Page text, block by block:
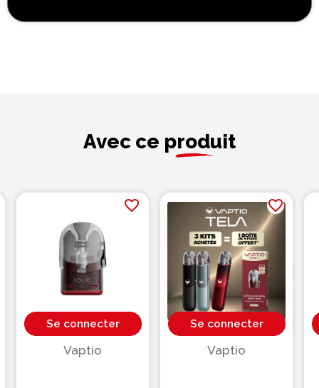
Avec ce produit
favorite_border
Se connecter
Vaptio
favorite_border
Se connecter
Vaptio